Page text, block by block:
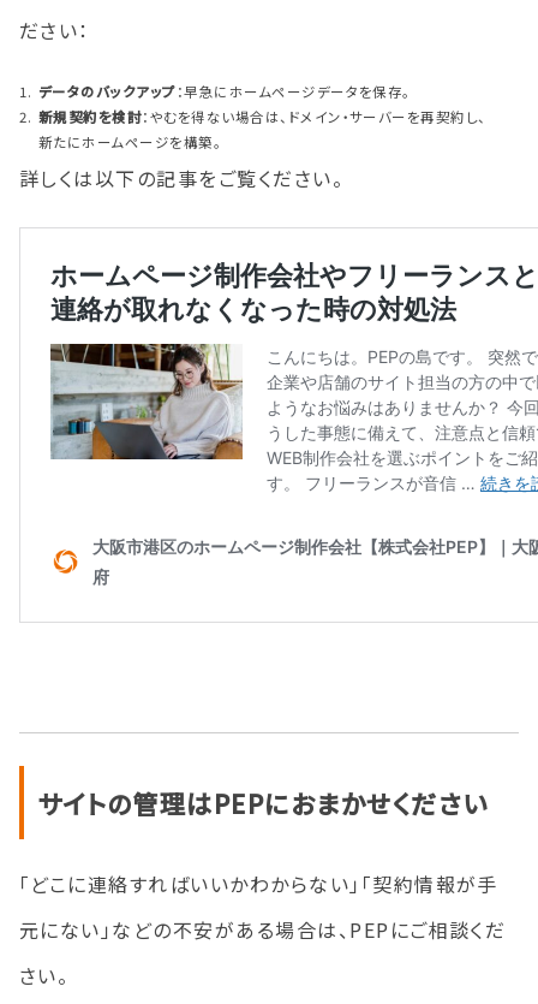
ださい：
データのバックアップ：早急にホームページデータを保存。
新規契約を検討：やむを得ない場合は、ドメイン・サーバーを再契約し、
新たにホームページを構築。
詳しくは以下の記事をご覧ください。
サイトの管理はPEPにおまかせください
「どこに連絡すればいいかわからない」「契約情報が手
元にない」などの不安がある場合は、PEPにご相談くだ
さい。